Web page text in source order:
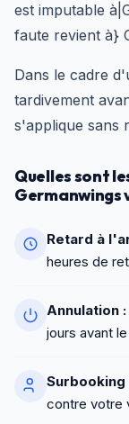
est imputable
faute revient à}
Dans le cadre
tardivement
s'applique sans
Quelles sont
Germanwings
Retard à
heures de
Annulation :
jours avant
Surbooking
contre votre